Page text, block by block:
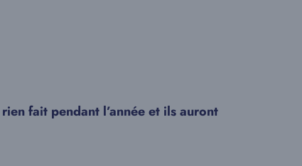
fait pendant l’année et ils auront